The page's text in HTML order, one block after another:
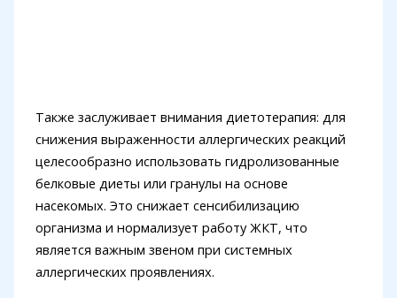
Также заслуживает внимания диетотерапия: для
снижения выраженности аллергических реакций
целесообразно использовать гидролизованные
белковые диеты или гранулы на основе
насекомых. Это снижает сенсибилизацию
организма и нормализует работу ЖКТ, что
является важным звеном при системных
аллергических проявлениях.